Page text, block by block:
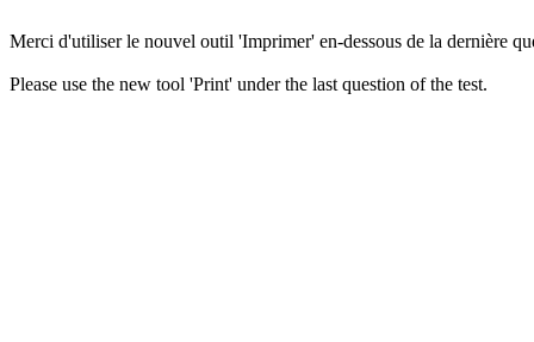
Merci d'utiliser le nouvel outil 'Imprimer' en-dessous de la dernière
Please use the new tool 'Print' under the last question of the test.